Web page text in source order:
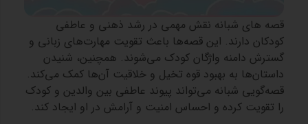
قصه‌ های شبانه نقش مهمی در رشد ذهنی و عاطفی
کودکان دارند. این قصه‌ها باعث تقویت مهارت‌های زبانی و
گسترش دامنه واژگان کودک می‌شوند. همچنین، شنیدن
داستان‌ها به بهبود قوه تخیل و خلاقیت آن‌ها کمک می‌کند.
قصه‌گویی شبانه می‌تواند پیوند عاطفی بین والدین و کودک
را تقویت کرده و احساس امنیت و آرامش در او ایجاد کند.